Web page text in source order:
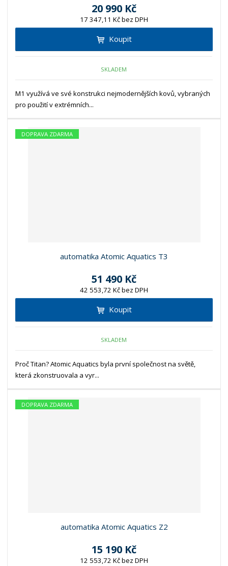
20 990 Kč
17 347,11 Kč bez DPH
Koupit
SKLADEM
M1 využívá ve své konstrukci nejmodernějších kovů, vybraných
pro použití v extrémních...
DOPRAVA ZDARMA
automatika Atomic Aquatics T3
51 490 Kč
42 553,72 Kč bez DPH
Koupit
SKLADEM
Proč Titan? Atomic Aquatics byla první společnost na světě,
která zkonstruovala a vyr...
DOPRAVA ZDARMA
automatika Atomic Aquatics Z2
15 190 Kč
12 553,72 Kč bez DPH